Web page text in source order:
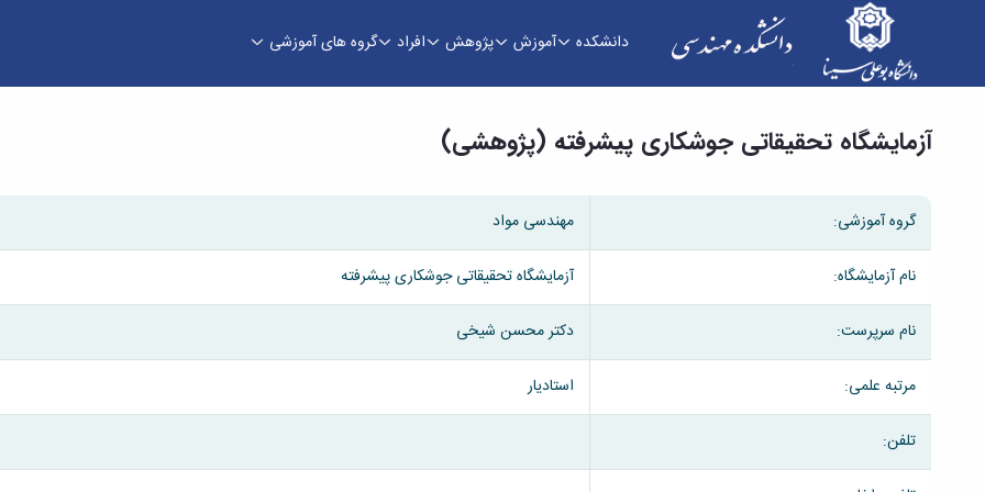
دانشکده آموزش پژوهش افراد گروه های آموزشی
آزمایشگاه تحقیقاتی جوشکاری پیشرفته (پژوهشی) - دانشکده فنی و مهندسی
آزمایشگاه تحقیقاتی جوشکاری پیشرفته (پژوهشی)
گروه آموزشی: مهندسی مواد
نام آزمایشگاه: آزمایشگاه تحقیقاتی جوشکاری پیشرفته
نام سرپرست: دکتر محسن شیخی
مرتبه علمی: استادیار
تلفن: